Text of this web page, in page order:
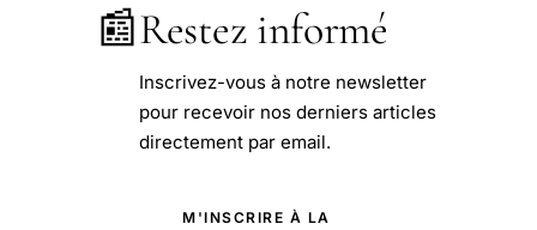
📰Restez informé
Inscrivez-vous à notre newsletter
pour recevoir nos derniers articles
directement par email.
M'INSCRIRE À LA